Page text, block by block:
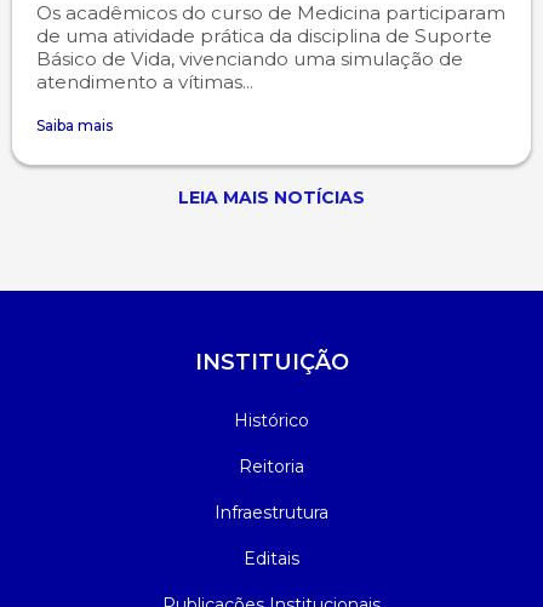
Os acadêmicos do curso de Medicina participaram
de uma atividade prática da disciplina de Suporte
Básico de Vida, vivenciando uma simulação de
atendimento a vítimas...
Saiba mais
LEIA MAIS NOTÍCIAS
INSTITUIÇÃO
Histórico
Reitoria
Infraestrutura
Editais